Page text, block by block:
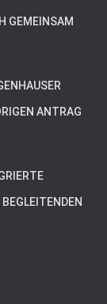
GEMEINSAM
ANTRAG VO